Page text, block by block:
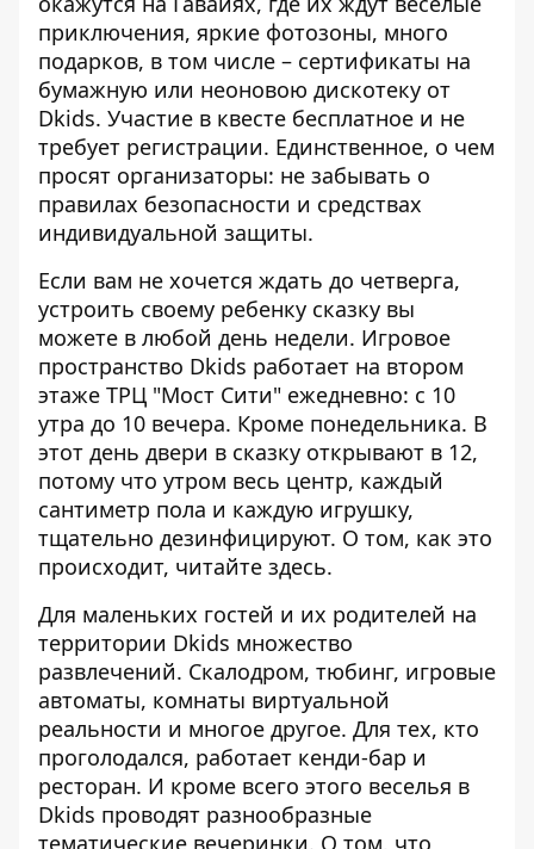
приключения, яркие фотозоны, много
подарков, в том числе – сертификаты на
бумажную или неоновою дискотеку от
Dkids. Участие в квесте бесплатное и не
требует регистрации. Единственное, о чем
просят организаторы: не забывать о
правилах безопасности и средствах
индивидуальной защиты.
Если вам не хочется ждать до четверга,
устроить своему ребенку сказку вы
можете в любой день недели. Игровое
пространство Dkids работает на втором
этаже ТРЦ "Мост Сити" ежедневно: с 10
утра до 10 вечера. Кроме понедельника. В
этот день двери в сказку открывают в 12,
потому что утром весь центр, каждый
сантиметр пола и каждую игрушку,
тщательно дезинфицируют. О том, как это
происходит, читайте здесь.
Для маленьких гостей и их родителей на
территории Dkids множество
развлечений. Скалодром, тюбинг, игровые
автоматы, комнаты виртуальной
реальности и многое другое. Для тех, кто
проголодался, работает кенди-бар и
ресторан. И кроме всего этого веселья в
Dkids проводят разнообразные
тематические вечеринки. О том, что